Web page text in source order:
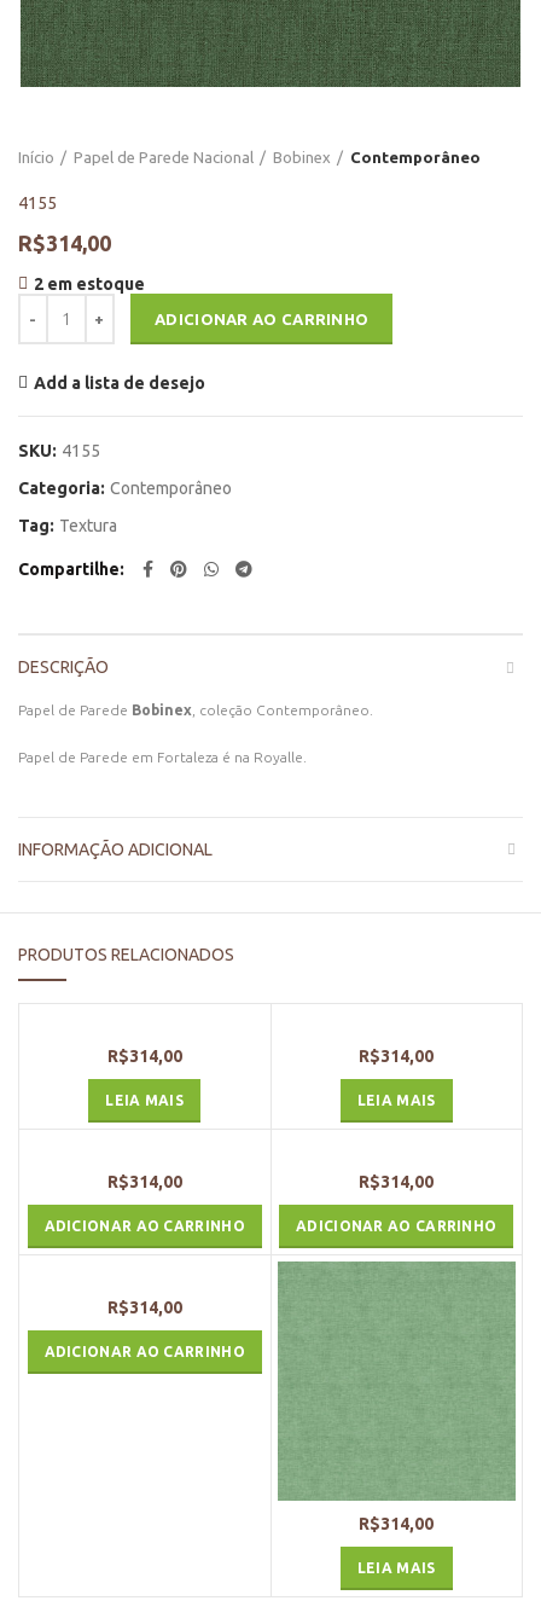
Início Papel de Parede Nacional Bobinex Contemporâneo
4155
R$314,00
2 em estoque
ADICIONAR AO CARRINHO
Add a lista de desejo
SKU: 4155
Categoria: Contemporâneo
Tag: Textura
Compartilhe
DESCRIÇÃO
Papel de Parede Bobinex , coleção Contemporâneo.
Papel de Parede em Fortaleza é na Royalle.
INFORMAÇÃO ADICIONAL
PRODUTOS RELACIONADOS
R$314,00
LEIA MAIS
R$314,00
LEIA MAIS
R$314,00
ADICIONAR AO CARRINHO
R$314,00
ADICIONAR AO CARRINHO
R$314,00
ADICIONAR AO CARRINHO
R$314,00
LEIA MAIS